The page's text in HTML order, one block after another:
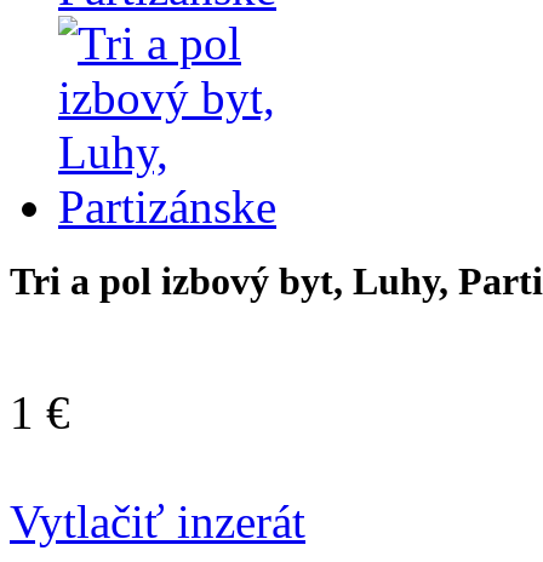
Tri a pol izbový byt, Luhy,
1 €
Vytlačiť inzerát